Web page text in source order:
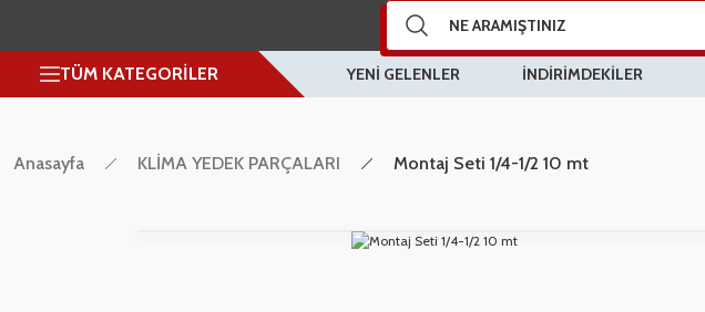
TÜM KATEGORİLER YENİ GELENLER İNDİRİMDEKİLER
Anasayfa KLİMA YEDEK PARÇALARI Montaj Seti 1/4-1/2 10 mt